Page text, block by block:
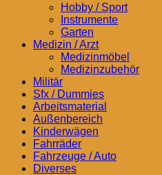
Hobby / Sport
Instrumente
Garten
Medizin / Arzt
Medizinmöbel
Medizinzubehör
Militär
Sfx / Dummies
Arbeitsmaterial
Außenbereich
Kinderwägen
Fahrräder
Fahrzeuge / Auto
Diverses